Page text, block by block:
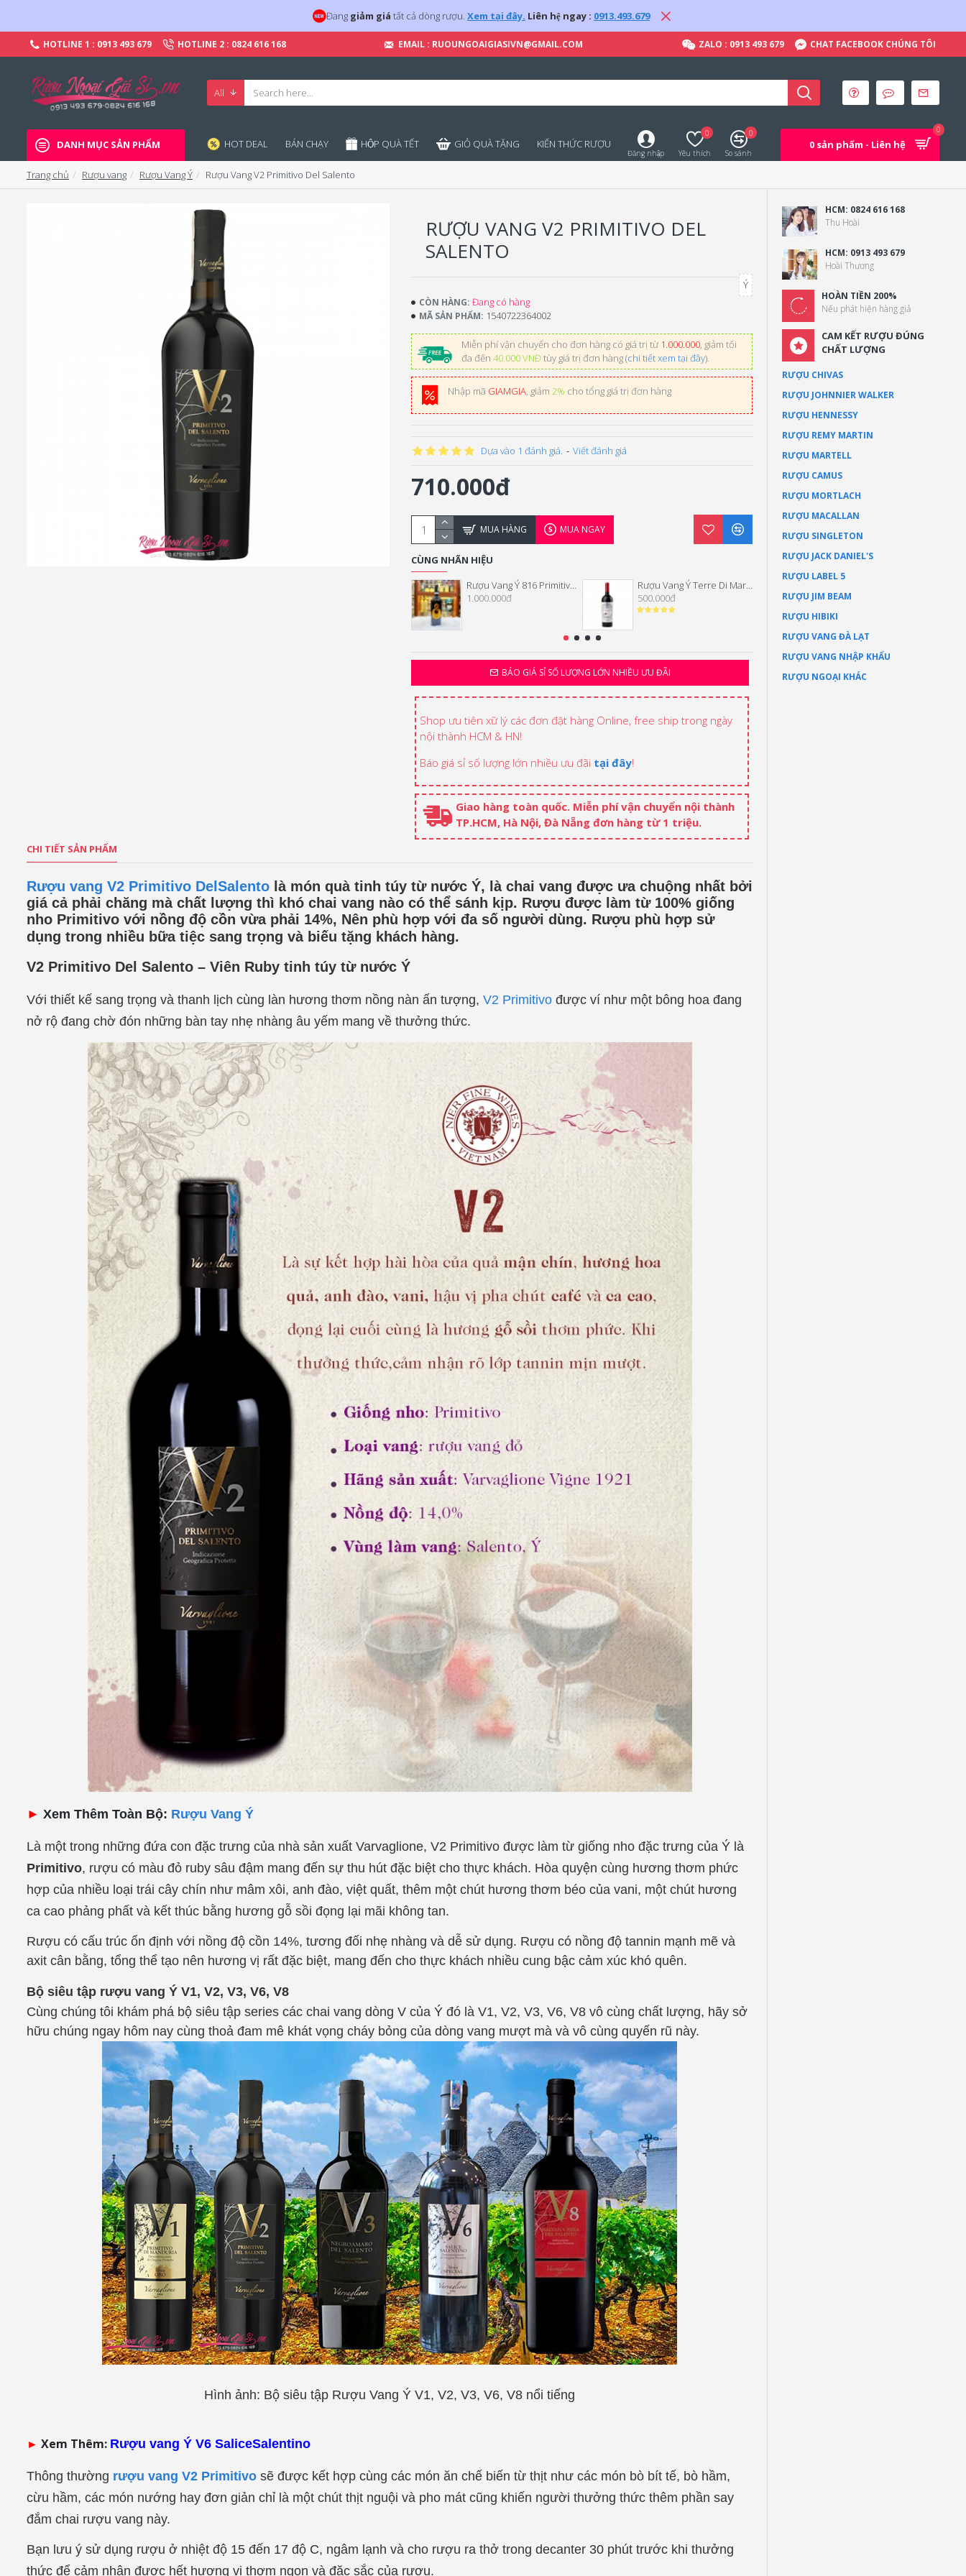
Đang giảm giá tất cả dòng rượu. Xem tại đây. Liên hệ ngay : 0913.493.679
HOTLINE 1 : 0913 493 679 HOTLINE 2 : 0824 616 168 EMAIL : RUOUNGOAIGIASIVN@GMAIL.COM ZALO : 0913 493 679 CHAT FACEBOOK CHÚNG TÔI
All
DANH MỤC SẢN PHẨM HOT DEAL BÁN CHẠY HỘP QUÀ TẾT GIỎ QUÀ TẶNG KIẾN THỨC RƯỢU
Đăng nhập Yêu thích
0
So sánh
0
0 sản phẩm - Liên hệ
0
Trang chủ Rượu vang Rượu Vang Ý Rượu Vang V2 Primitivo Del Salento
RƯỢU VANG V2 PRIMITIVO DEL
SALENTO
Miễn phí vận chuyển cho đơn hàng có giá trị từ 1.000.000, giảm tối
đa đến 40.000 VNĐtùy giá trị đơn hàng (chi tiết xem tại đây).
Nhập mã GIAMGIA, giảm 2% cho tổng giá trị đơn hàng
CÒN HÀNG: Đang có hàng
MÃ SẢN PHẨM: 1540722364002
Ý
Dựa vào 1 đánh giá. - Viết đánh giá
710.000đ
MUA HÀNG MUA NGAY
BÁO GIÁ SỈ SỐ LƯỢNG LỚN NHIỀU ƯU ĐÃI
CÙNG NHÃN HIỆU
Rượu Vang Ý 816 Primitivo Di Manduria
1.000.000đ
Rượu Vang Ý Terre Di Mario Vino Rosso
500.000đ
1.150.000đ
Shop ưu tiên xữ lý các đơn đặt hàng Online, free ship trong ngày
nội thành HCM & HN!
Báo giá sỉ số lượng lớn nhiều ưu đãi tại đây!
Giao hàng toàn quốc. Miễn phí vận chuyển nội thành
TP.HCM, Hà Nội, Đà Nẵng đơn hàng từ 1 triệu.
CHI TIẾT SẢN PHẨM
Rượu vang V2 Primitivo DelSalento là món quà tinh túy từ nước Ý, là chai vang được ưa chuộng nhất bởi
giá cả phải chăng mà chất lượng thì khó chai vang nào có thể sánh kịp. Rượu được làm từ 100% giống
nho Primitivo với nồng độ cồn vừa phải 14%, Nên phù hợp với đa số người dùng. Rượu phù hợp sử
dụng trong nhiều bữa tiệc sang trọng và biếu tặng khách hàng.
V2 Primitivo Del Salento – Viên Ruby tinh túy từ nước Ý
Với thiết kế sang trọng và thanh lịch cùng làn hương thơm nồng nàn ấn tượng, V2 Primitivo được ví như một bông hoa đang
nở rộ đang chờ đón những bàn tay nhẹ nhàng âu yếm mang về thưởng thức.
► Xem Thêm Toàn Bộ: Rượu Vang Ý
Là một trong những đứa con đặc trưng của nhà sản xuất Varvaglione, V2 Primitivo được làm từ giống nho đặc trưng của Ý là
Primitivo, rượu có màu đỏ ruby sâu đậm mang đến sự thu hút đặc biệt cho thực khách. Hòa quyện cùng hương thơm phức
hợp của nhiều loại trái cây chín như mâm xôi, anh đào, việt quất, thêm một chút hương thơm béo của vani, một chút hương
ca cao phảng phất và kết thúc bằng hương gỗ sồi đọng lại mãi không tan.
Rượu có cấu trúc ổn định với nồng độ cồn 14%, tương đối nhẹ nhàng và dễ sử dụng. Rượu có nồng độ tannin mạnh mẽ và
axit cân bằng, tổng thể tạo nên hương vị rất đặc biệt, mang đến cho thực khách nhiều cung bậc cảm xúc khó quên.
Bộ siêu tập rượu vang Ý V1, V2, V3, V6, V8
Cùng chúng tôi khám phá bộ siêu tập series các chai vang dòng V của Ý đó là V1, V2, V3, V6, V8 vô cùng chất lượng, hãy sở
hữu chúng ngay hôm nay cùng thoả đam mê khát vọng cháy bỏng của dòng vang mượt mà và vô cùng quyến rũ này.
Hình ảnh: Bộ siêu tập Rượu Vang Ý V1, V2, V3, V6, V8 nổi tiếng
► Xem Thêm: Rượu vang Ý V6 SaliceSalentino
Thông thường rượu vang V2 Primitivo sẽ được kết hợp cùng các món ăn chế biến từ thịt như các món bò bít tế, bò hầm,
cừu hầm, các món nướng hay đơn giản chỉ là một chút thịt nguội và pho mát cũng khiến người thưởng thức thêm phần say
đắm chai rượu vang này.
Bạn lưu ý sử dụng rượu ở nhiệt độ 15 đến 17 độ C, ngâm lạnh và cho rượu ra thở trong decanter 30 phút trước khi thưởng
thức để cảm nhận được hết hương vị thơm ngon và đặc sắc của rượu.
HCM: 0824 616 168
Thu Hoài
HCM: 0913 493 679
Hoài Thương
HOÀN TIỀN 200%
Nếu phát hiện hàng giả
CAM KẾT RƯỢU ĐÚNG
CHẤT LƯỢNG
RƯỢU CHIVAS
RƯỢU JOHNNIER WALKER
RƯỢU HENNESSY
RƯỢU REMY MARTIN
RƯỢU MARTELL
RƯỢU CAMUS
RƯỢU MORTLACH
RƯỢU MACALLAN
RƯỢU SINGLETON
RƯỢU JACK DANIEL'S
RƯỢU LABEL 5
RƯỢU JIM BEAM
RƯỢU HIBIKI
RƯỢU VANG ĐÀ LẠT
RƯỢU VANG NHẬP KHẨU
RƯỢU NGOẠI KHÁC